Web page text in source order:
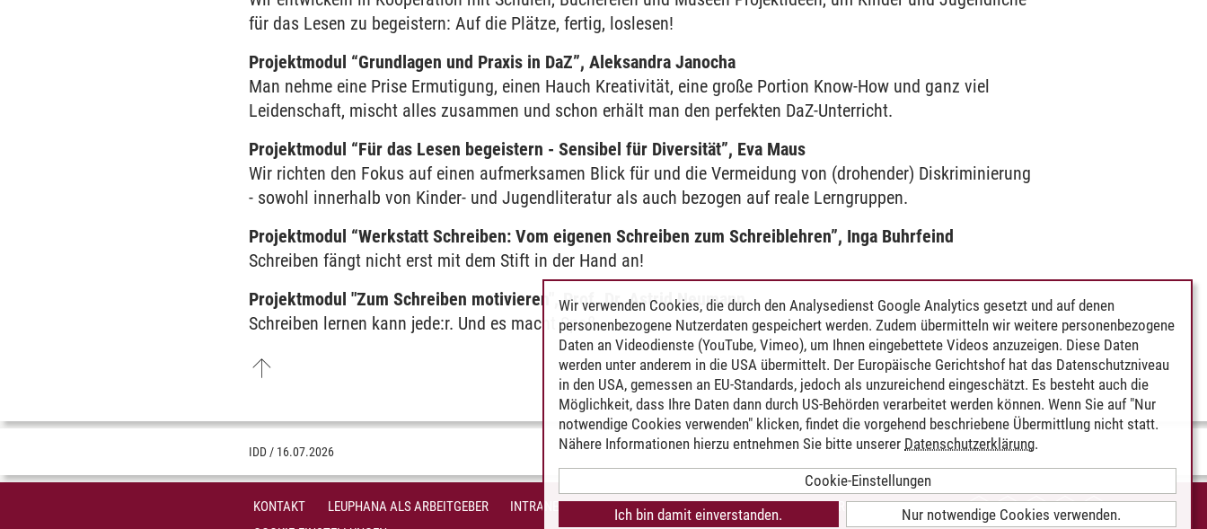
für das Lesen zu begeistern: Auf die Plätze, fertig, loslesen!
Projektmodul “Grundlagen und Praxis in DaZ”, Aleksandra Janocha
Man nehme eine Prise Ermutigung, einen Hauch Kreativität, eine große Portion Know-How und ganz viel
Leidenschaft, mischt alles zusammen und schon erhält man den perfekten DaZ-Unterricht.
Projektmodul “Für das Lesen begeistern - Sensibel für Diversität”, Eva Maus
Wir richten den Fokus auf einen aufmerksamen Blick für und die Vermeidung von (drohender) Diskriminierung
- sowohl innerhalb von Kinder- und Jugendliteratur als auch bezogen auf reale Lerngruppen.
Projektmodul “Werkstatt Schreiben: Vom eigenen Schreiben zum Schreiblehren”, Inga Buhrfeind
Schreiben fängt nicht erst mit dem Stift in der Hand an!
Projektmodul "Zum Schreiben motivieren", Prof. Dr. Astrid Neumann
Schreiben lernen kann jede:r. Und es macht Spaß.
IDD / 16.07.2026
KONTAKT LEUPHANA ALS ARBEITGEBER INTRANET IMPRESSUM DATENSCHUTZ
BARRIEREFREIHEIT
Wir verwenden Cookies, die durch den Analysedienst Google Analytics gesetzt und auf denen
personenbezogene Nutzerdaten gespeichert werden. Zudem übermitteln wir weitere personenbezogene
Daten an Videodienste (YouTube, Vimeo), um Ihnen eingebettete Videos anzuzeigen. Diese Daten
werden unter anderem in die USA übermittelt. Der Europäische Gerichtshof hat das Datenschutzniveau
in den USA, gemessen an EU-Standards, jedoch als unzureichend eingeschätzt. Es besteht auch die
Möglichkeit, dass Ihre Daten dann durch US-Behörden verarbeitet werden können. Wenn Sie auf "Nur
notwendige Cookies verwenden" klicken, findet die vorgehend beschriebene Übermittlung nicht statt.
Nähere Informationen hierzu entnehmen Sie bitte unserer Datenschutzerklärung.
Cookie-Einstellungen
Nur notwendige Cookies verwenden.
Ich bin damit einverstanden.